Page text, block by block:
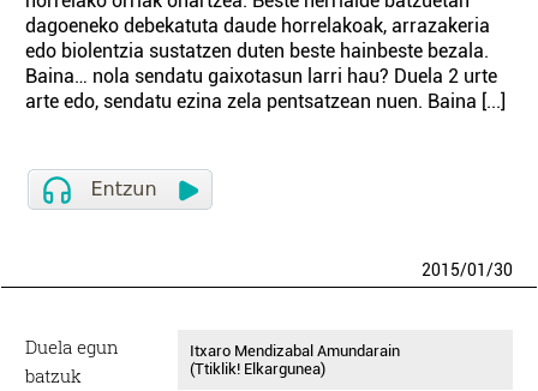
dagoeneko debekatuta daude horrelakoak, arrazakeria
edo biolentzia sustatzen duten beste hainbeste bezala.
Baina… nola sendatu gaixotasun larri hau? Duela 2 urte
arte edo, sendatu ezina zela pentsatzean nuen. Baina [...]
2015/01/30
Itxaro Mendizabal Amundarain
(Ttiklik! Elkargunea)
Duela egun
batzuk